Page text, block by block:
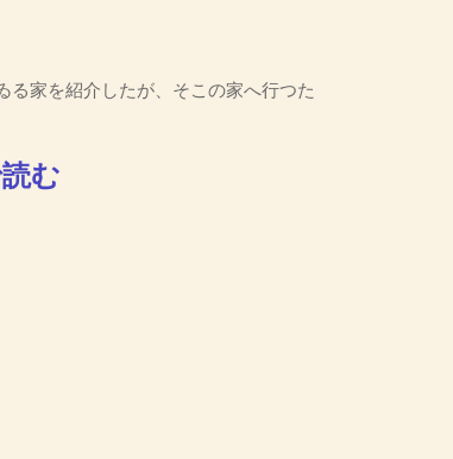
家を紹介したが、そこの家へ行つた
む